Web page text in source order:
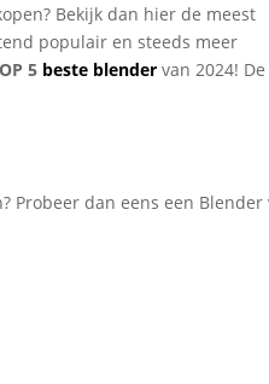
Bekijk dan hier de meest
populair en steeds meer
5 beste blendervan 2024! De
Probeer dan eens een Blender